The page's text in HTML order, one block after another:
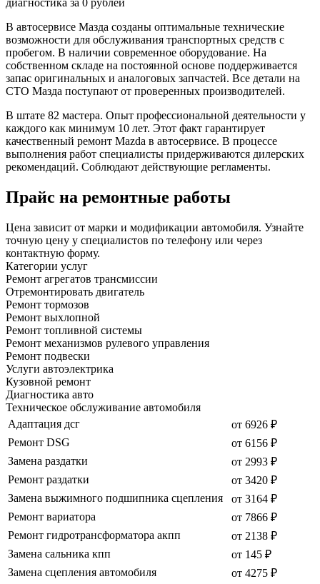
диагностика за 0 рублей
В автосервисе Мазда созданы оптимальные технические
возможности для обслуживания транспортных средств с
пробегом. В наличии современное оборудование. На
собственном складе на постоянной основе поддерживается
запас оригинальных и аналоговых запчастей. Все детали на
СТО Мазда поступают от проверенных производителей.
В штате 82 мастера. Опыт профессиональной деятельности у
каждого как минимум 10 лет. Этот факт гарантирует
качественный ремонт Mazda в автосервисе. В процессе
выполнения работ специалисты придерживаются дилерских
рекомендаций. Соблюдают действующие регламенты.
Прайс на ремонтные работы
Цена зависит от марки и модификации автомобиля. Узнайте
точную цену у специалистов по телефону или через
контактную форму.
Категории услуг
Ремонт агрегатов трансмиссии
Отремонтировать двигатель
Ремонт тормозов
Ремонт выхлопной
Ремонт топливной системы
Ремонт механизмов рулевого управления
Ремонт подвески
Услуги автоэлектрика
Кузовной ремонт
Диагностика авто
Техническое обслуживание автомобиля
Адаптация дсг
от 6926 ₽
Ремонт DSG
от 6156 ₽
Замена раздатки
от 2993 ₽
Ремонт раздатки
от 3420 ₽
Замена выжимного подшипника сцепления
от 3164 ₽
Ремонт вариатора
от 7866 ₽
Ремонт гидротрансформатора акпп
от 2138 ₽
Замена сальника кпп
от 145 ₽
Замена сцепления автомобиля
от 4275 ₽